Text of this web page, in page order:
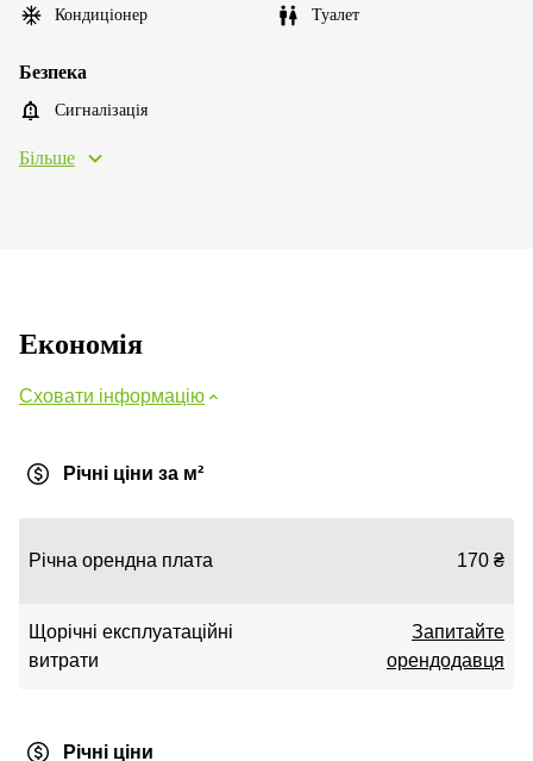
Кондиціонер Туалет
Безпека
Сигналізація
Більше
Економія
Сховати інформацію
Річні ціни за м²
Річна орендна плата 170 ₴
Щорічні експлуатаційні
витрати
Запитайте
орендодавця
Річні ціни